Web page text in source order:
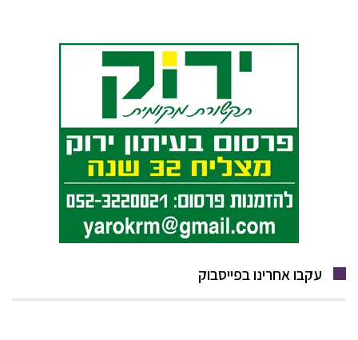
עקבו אחרינו בפייסבוק